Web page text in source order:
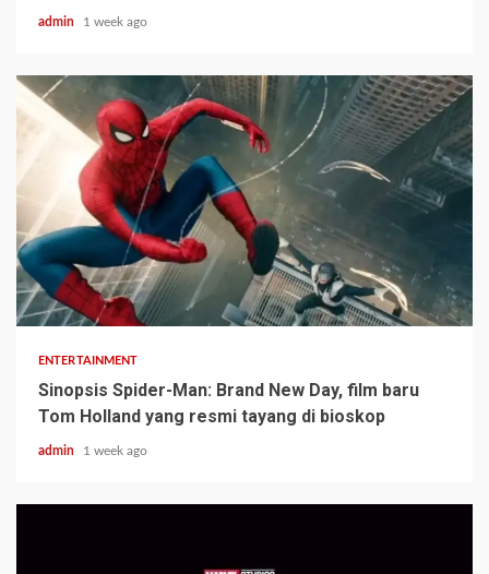
admin 1 week ago
ENTERTAINMENT
Sinopsis Spider-Man: Brand New Day, film baru
Tom Holland yang resmi tayang di bioskop
admin 1 week ago